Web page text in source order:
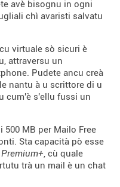
avè bisognu in ogni
chì avaristi salvatu
virtuale sò sicuri è
attraversu un
Pudete ancu creà
nantu à u scrittore di u
cum'è s'ellu fussi un
MB per Mailo Free
Sta capacità pò esse
Premium+, cù quale
trà un mail è un chat